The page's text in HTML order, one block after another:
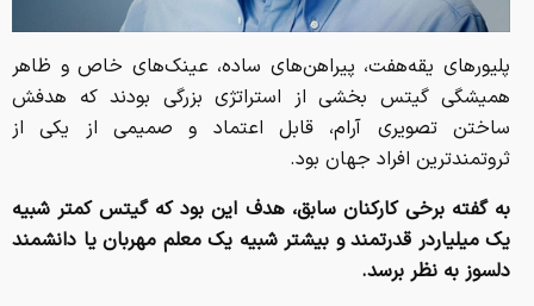
پلیورهای یقه‌هفت، پیراهن‌های ساده، عینک‌های خاص و ظاهر
همیشگی گیتس بخشی از استراتژی بزرگی بودند که هدفش
ساختن تصویری آرام، قابل اعتماد و صمیمی از یکی از
ثروتمندترین افراد جهان بود.
به گفته برخی کارکنان سابق، هدف این بود که گیتس کمتر شبیه
یک میلیاردر قدرتمند و بیشتر شبیه یک معلم مهربان یا دانشمند
دلسوز به نظر برسد.